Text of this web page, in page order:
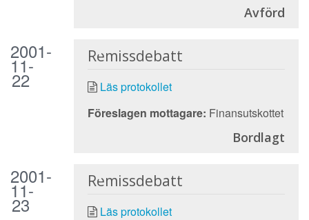
Avförd
2001-
11-
22
Remissdebatt
Läs protokollet
Föreslagen mottagare: Finansutskottet
Bordlagt
2001-
11-
23
Remissdebatt
Läs protokollet